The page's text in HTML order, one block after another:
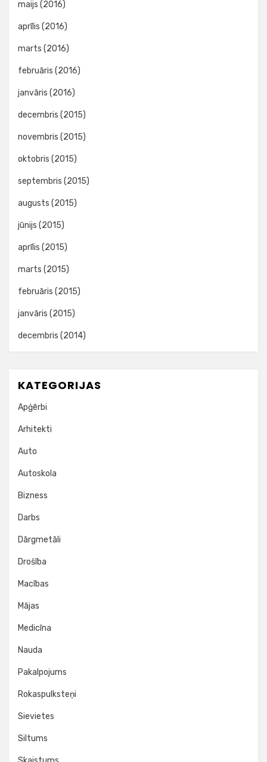
maijs (2016)
aprīlis (2016)
marts (2016)
februāris (2016)
janvāris (2016)
decembris (2015)
novembris (2015)
oktobris (2015)
septembris (2015)
augusts (2015)
jūnijs (2015)
aprīlis (2015)
marts (2015)
februāris (2015)
janvāris (2015)
decembris (2014)
KATEGORIJAS
Apģērbi
Arhitekti
Auto
Autoskola
Bizness
Darbs
Dārgmetāli
Drošība
Macības
Mājas
Medicīna
Nauda
Pakalpojums
Rokaspulksteņi
Sievietes
Siltums